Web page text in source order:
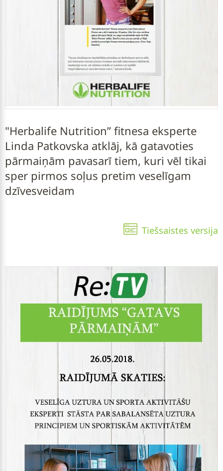
"Herbalife Nutrition” fitnesa eksperte
Linda Patkovska atklāj, kā gatavoties
pārmaiņām pavasarī tiem, kuri vēl tikai
sper pirmos soļus pretim veselīgam
dzīvesveidam
Tiešsaistes versija